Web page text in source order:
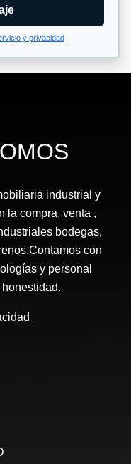
y privacidad
industrial y
la compra, venta ,
bodegas,
con
y personal